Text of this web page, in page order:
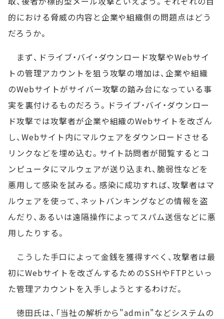
的における脅威の内容と企業や組織側の問題点はどう
だろうか。
まず、ドライブ・バイ・ダウンロード攻撃やWebサイ
トの管理アカウントを狙う攻撃の増加は、企業や組織
のWebサイトがサイバー攻撃の踏み台になっている事
実を裏付けるものだろう。ドライブ・バイ・ダウンロー
ド攻撃では攻撃者が企業や組織のWebサイトを改ざん
し、Webサイト内にマルウェアをダウンロードさせる
リンクなどを埋め込む。サイト訪問者が閲覧するとコ
ンピュータにマルウェアが送り込まれ、脆弱性などを
悪用して感染を試みる。感染に成功すれば、攻撃者はマ
ルウェアを使って、ネットバンキングなどの情報を盗
んだり、あるいは遠隔操作によってスパム送信などに悪
用したりする。
こうした手口によって金銭を獲得すべく、攻撃者は最
初にWebサイトを改ざんするためのSSHやFTPといっ
た管理アカウントを入手しようとするわけだ。
徳田氏は、「当社の解析から"admin"などシステムの